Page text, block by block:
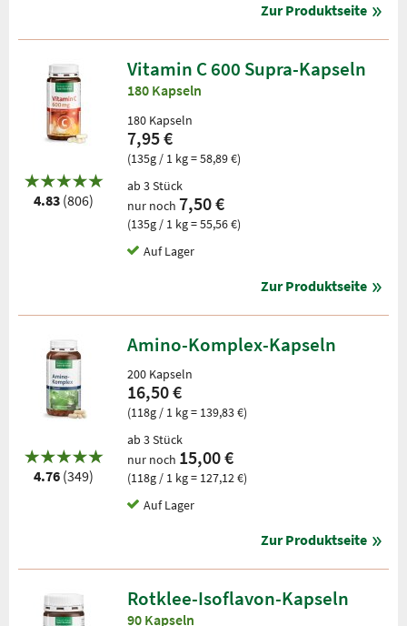
Zur Produktseite
4.83 (806)
Vitamin C 600 Supra-Kapseln
180 Kapseln
180 Kapseln
7,95 €
(135g / 1 kg = 58,89 €)
ab 3 Stück
nur noch 7,50 €
(135g / 1 kg = 55,56 €)
Auf Lager
Zur Produktseite
4.76 (349)
Amino-Komplex-Kapseln
200 Kapseln
16,50 €
(118g / 1 kg = 139,83 €)
ab 3 Stück
nur noch 15,00 €
(118g / 1 kg = 127,12 €)
Auf Lager
Zur Produktseite
Rotklee-Isoflavon-Kapseln
90 Kapseln